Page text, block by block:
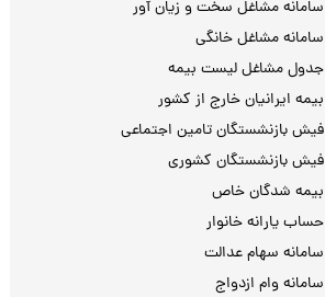
سامانه مشاغل سخت و زیان آور
سامانه مشاغل خانگی
جدول مشاغل لیست بیمه
بیمه ایرانیان خارج از کشور
فیش بازنشستگان تامین اجتماعی
فیش بازنشستگان کشوری
بیمه شدگان خاص
حساب یارانه خانوار
سامانه سهام عدالت
سامانه وام ازدواج